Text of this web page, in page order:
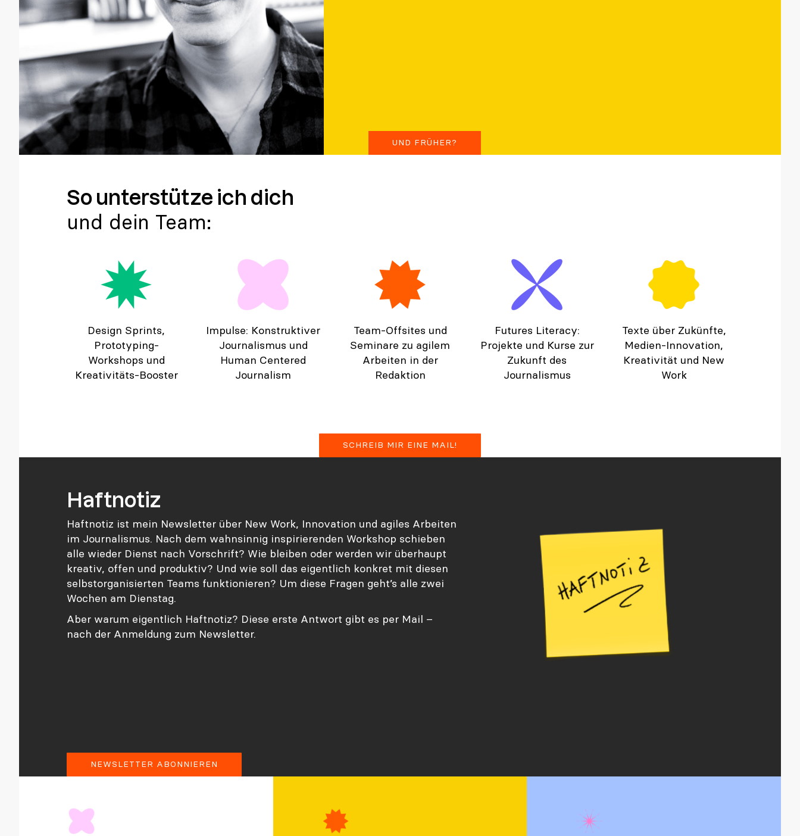
UND FRÜHER?
So unterstütze ich dich
und dein Team:
Design Sprints,
Prototyping-
Workshops und
Kreativitäts-Booster
Impulse: Konstruktiver
Journalismus und
Human Centered
Journalism
Team-Offsites und
Seminare zu agilem
Arbeiten in der
Redaktion
Futures Literacy:
Projekte und Kurse zur
Zukunft des
Journalismus
Texte über Zukünfte,
Medien-Innovation,
Kreativität und New
Work
SCHREIB MIR EINE MAIL!
Haftnotiz
Haftnotiz ist mein Newsletter über New Work, Innovation und agiles Arbeiten
im Journalismus. Nach dem wahnsinnig inspirierenden Workshop schieben
alle wieder Dienst nach Vorschrift? Wie bleiben oder werden wir überhaupt
kreativ, offen und produktiv? Und wie soll das eigentlich konkret mit diesen
selbstorganisierten Teams funktionieren? Um diese Fragen geht’s alle zwei
Wochen am Dienstag.
Aber warum eigentlich Haftnotiz? Diese erste Antwort gibt es per Mail –
nach der Anmeldung zum Newsletter.
NEWSLETTER ABONNIEREN